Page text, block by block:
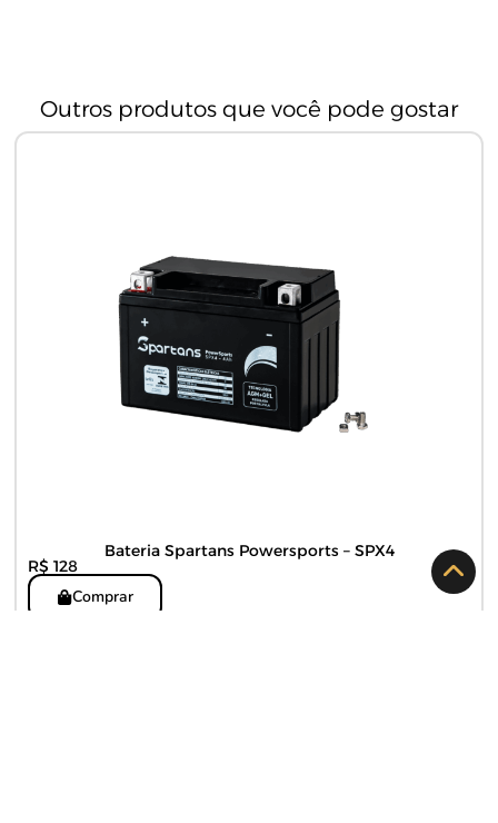
Outros produtos que você pode gostar
Bateria Spartans Powersports – SPX4
R$ 128
Comprar